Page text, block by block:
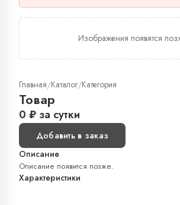
Изображения появятся
Главная/Каталог/Категория
Товар
0 ₽ за сутки
Добавить в заказ
Описание
Описание появится позже.
Характеристики